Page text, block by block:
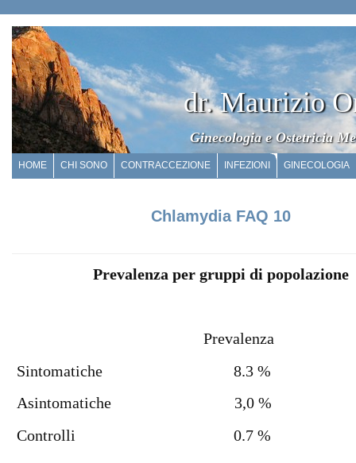
dr. Maurizio
Ginecologia e Ostetricia
HOME CHI SONO CONTRACCEZIONE INFEZIONI GINECOLOGIA
Chlamydia FAQ 10
Prevalenza per gruppi di popolazione
Prevalenza
Sintomatiche 8.3 %
Asintomatiche 3,0 %
Controlli 0.7